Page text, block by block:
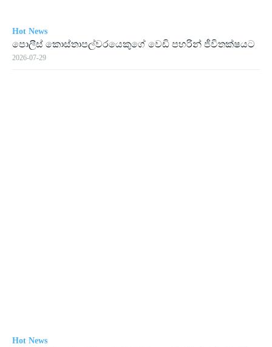
Hot News
පොලීස් කොස්තාපල්වරයෙකුගේ වෙඩි පහරින් ජීවිතක්ෂයට
2026-07-29
Hot News